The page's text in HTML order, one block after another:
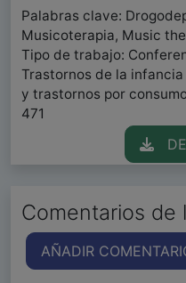
Palabras clave:
Musicoterapia, Music
Tipo de trabajo:
Trastornos de la
y trastornos por
471
Comentarios de
AÑADIR